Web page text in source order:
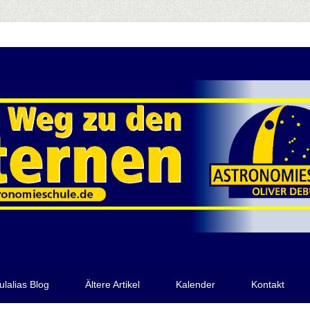
Blog Ältere Artikel Kalender Kontakt